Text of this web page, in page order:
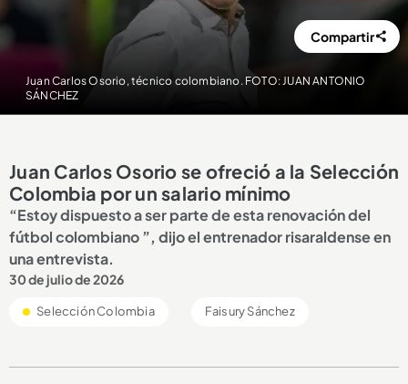
Juan Carlos Osorio, técnico colombiano. FOTO: JUAN ANTONIO
SÁNCHEZ
Compartir
Juan Carlos Osorio se ofreció a la Selección
Colombia por un salario mínimo
“Estoy dispuesto a ser parte de esta renovación del
fútbol colombiano ”, dijo el entrenador risaraldense en
una entrevista.
30 de julio de 2026
Selección Colombia Faisury Sánchez